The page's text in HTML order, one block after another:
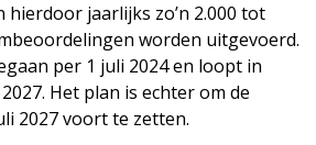
jaarlijks zo’n 2.000 tot
worden uitgevoerd.
per 1 juli 2024 en loopt in
Het plan is echter om de
2027 voort te zetten.